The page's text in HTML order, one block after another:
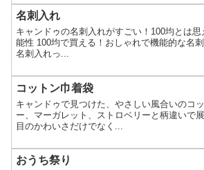
名刺入れ
キャンドゥの名刺入れがすごい！100均とは
能性 100均で買える！おしゃれで機能的な名
名刺入れっ...
コットン巾着袋
キャンドゥで見つけた、やさしい風合いのコ
ー、マーガレット、ストロベリーと柄違いで
目のかわいさだけでなく...
おうち祭り